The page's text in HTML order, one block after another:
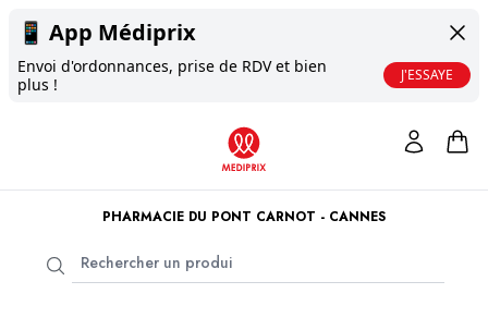
📱 App Médiprix
Envoi d'ordonnances, prise de RDV et bien
plus !
J'ESSAYE
PHARMACIE DU PONT CARNOT - CANNES